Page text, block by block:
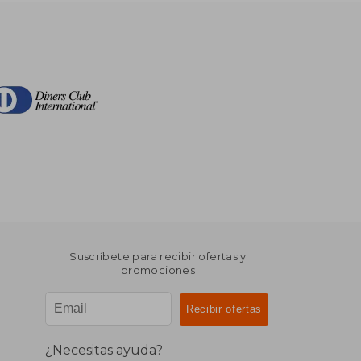
Suscríbete para recibir ofertas y
promociones
¿Necesitas ayuda?